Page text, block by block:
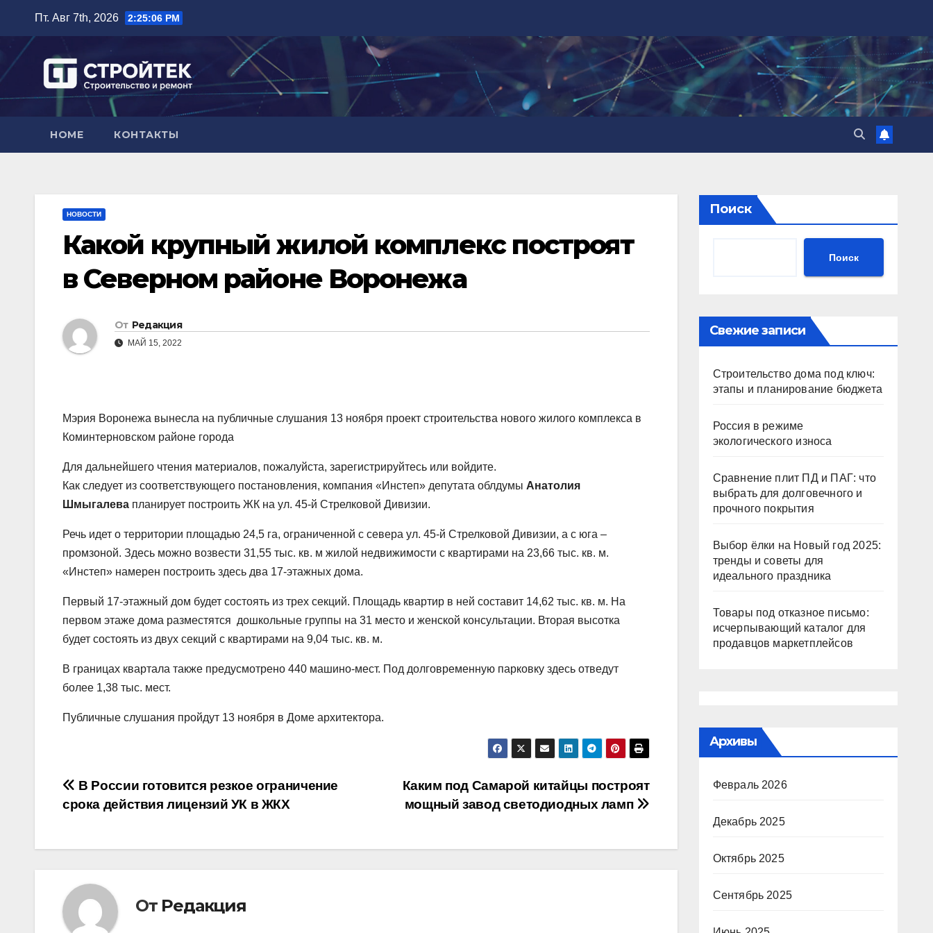
содержимому
Пт. Авг 7th, 2026 2:25:07 PM
HOME КОНТАКТЫ
НОВОСТИ
Какой крупный жилой комплекс построят
в Северном районе Воронежа
От Редакция
МАЙ 15, 2022
Мэрия Воронежа вынесла на публичные слушания 13 ноября проект строительства нового жилого комплекса в
Коминтерновском районе города
Для дальнейшего чтения материалов, пожалуйста, зарегистрируйтесь или войдите.
Как следует из соответствующего постановления, компания «Инстеп» депутата облдумы Анатолия
Шмыгалева планирует построить ЖК на ул. 45-й Стрелковой Дивизии.
Речь идет о территории площадью 24,5 га, ограниченной с севера ул. 45-й Стрелковой Дивизии, а с юга –
промзоной. Здесь можно возвести 31,55 тыс. кв. м жилой недвижимости с квартирами на 23,66 тыс. кв. м.
«Инстеп» намерен построить здесь два 17-этажных дома.
Первый 17-этажный дом будет состоять из трех секций. Площадь квартир в ней составит 14,62 тыс. кв. м. На
первом этаже дома разместятся дошкольные группы на 31 место и женской консультации. Вторая высотка
будет состоять из двух секций с квартирами на 9,04 тыс. кв. м.
В границах квартала также предусмотрено 440 машино-мест. Под долговременную парковку здесь отведут
более 1,38 тыс. мест.
Публичные слушания пройдут 13 ноября в Доме архитектора.
Навигация
по
записям
Каким под Самарой китайцы построят
мощный завод светодиодных ламп
В России готовится резкое ограничение
срока действия лицензий УК в ЖКХ
От Редакция
Поиск
Поиск
Свежие записи
Строительство дома под ключ:
этапы и планирование бюджета
Россия в режиме
экологического износа
Сравнение плит ПД и ПАГ: что
выбрать для долговечного и
прочного покрытия
Выбор ёлки на Новый год 2025:
тренды и советы для
идеального праздника
Товары под отказное письмо:
исчерпывающий каталог для
продавцов маркетплейсов
Архивы
Февраль 2026
Декабрь 2025
Октябрь 2025
Сентябрь 2025